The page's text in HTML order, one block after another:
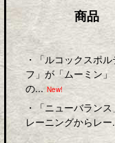
商品
・
「ルコックスポル
フ」が「ムーミン」
の... New!
・
「ニューバランス
レーニングからレー